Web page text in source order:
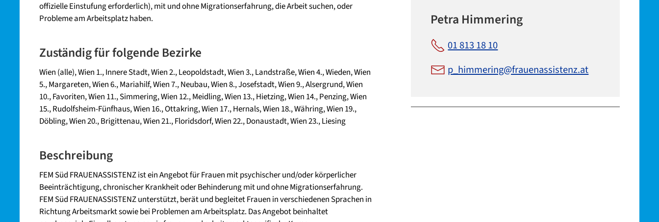
offizielle Einstufung erforderlich), mit und ohne Migrationserfahrung, die Arbeit suchen, oder
Probleme am Arbeitsplatz haben.
Zuständig für folgende Bezirke
Wien (alle),Wien 1., Innere Stadt,Wien 2., Leopoldstadt,Wien 3., Landstraße,Wien 4., Wieden,Wien
5., Margareten,Wien 6., Mariahilf,Wien 7., Neubau,Wien 8., Josefstadt,Wien 9., Alsergrund,Wien
10., Favoriten,Wien 11., Simmering,Wien 12., Meidling,Wien 13., Hietzing,Wien 14., Penzing,Wien
15., Rudolfsheim-Fünfhaus,Wien 16., Ottakring,Wien 17., Hernals,Wien 18., Währing,Wien 19.,
Döbling,Wien 20., Brigittenau,Wien 21., Floridsdorf,Wien 22., Donaustadt,Wien 23., Liesing
Beschreibung
FEM Süd FRAUENASSISTENZ ist ein Angebot für Frauen mit psychischer und/oder körperlicher
Beeinträchtigung, chronischer Krankheit oder Behinderung mit und ohne Migrationserfahrung.
FEM Süd FRAUENASSISTENZ unterstützt, berät und begleitet Frauen in verschiedenen Sprachen in
Richtung Arbeitsmarkt sowie bei Problemen am Arbeitsplatz. Das Angebot beinhaltet
Petra Himmering
01 813 18 10
p_himmering@frauenassistenz.at